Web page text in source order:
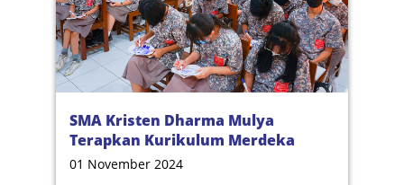
SMA Kristen Dharma Mulya
Terapkan Kurikulum Merdeka
Berbasis HOTS
01 November 2024